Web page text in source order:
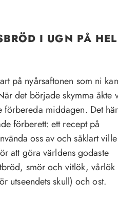
I UGN PÅ HEL
på nyårsaftonen som ni kan
det började skymma åkte
middagen. Det här
förberett: ett recept på
oss av och såklart ville
att göra världens godaste
smör och vitlök, vårlök
utseendets skull) och ost.